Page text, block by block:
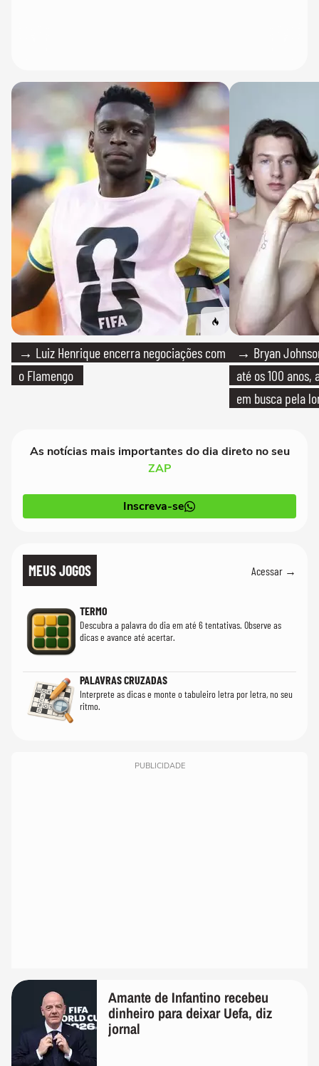
→ Luiz Henrique encerra negociações com
o Flamengo
→ Bryan
até os 100
em busca pela
As notícias mais importantes do dia direto no seu
ZAP
Inscreva-se
MEUS JOGOS Acessar →
TERMO
Descubra a palavra do dia em até 6 tentativas. Observe as
dicas e avance até acertar.
PALAVRAS CRUZADAS
Interprete as dicas e monte o tabuleiro letra por letra, no seu
ritmo.
PUBLICIDADE
Amante de Infantino recebeu
dinheiro para deixar Uefa, diz
jornal